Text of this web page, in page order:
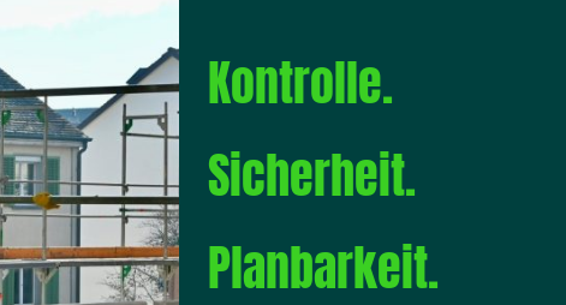
Kontrolle.
Sicherheit.
Planbarkeit.